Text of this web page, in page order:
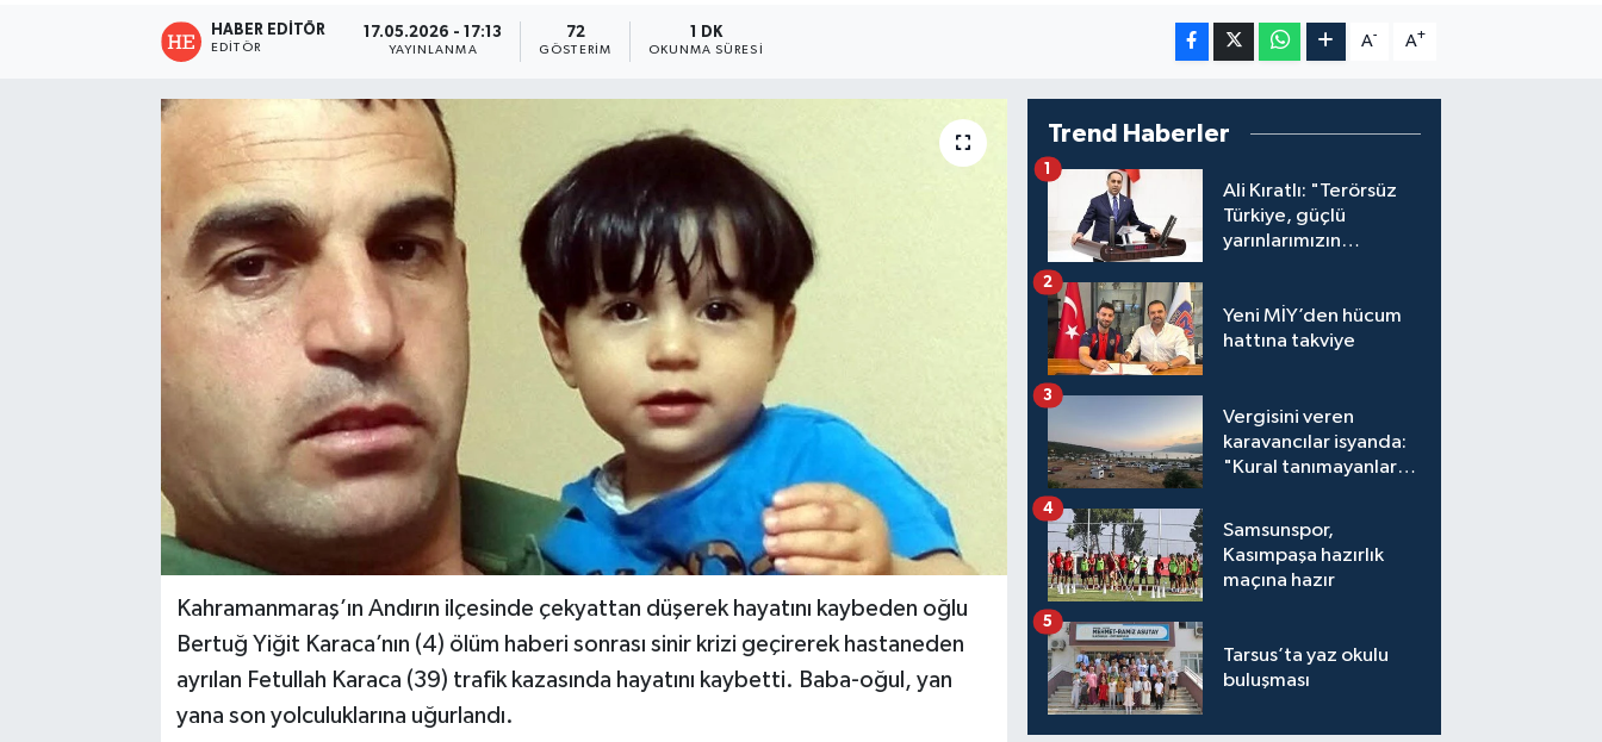
HABER EDITÖR
EDITÖR
17.05.2026 - 17:13
YAYINLANMA
72
GÖSTERIM
1 DK
OKUNMA SÜRESI
A- A+
Kahramanmaraş’ın Andırın ilçesinde çekyattan düşerek hayatını kaybeden oğlu
Bertuğ Yiğit Karaca’nın (4) ölüm haberi sonrası sinir krizi geçirerek hastaneden
ayrılan Fetullah Karaca (39) trafik kazasında hayatını kaybetti. Baba-oğul, yan
yana son yolculuklarına uğurlandı.
Trend Haberler
Ali Kıratlı: "Terörsüz
Türkiye, güçlü
yarınlarımızın
1
Yeni MİY’den hücum
hattına takviye
2
Vergisini veren
karavancılar isyanda:
"Kural tanımayanlar
3
Samsunspor,
Kasımpaşa hazırlık
maçına hazır
4
Tarsus’ta yaz okulu
buluşması
5